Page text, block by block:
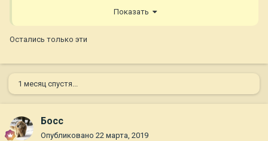
Показать
Остались только эти
1 месяц спустя...
Босс
Опубликовано 22 марта, 2019